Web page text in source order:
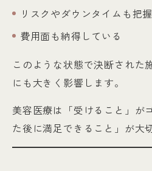
リスクやダウンタイムも把
費用面も納得している
このような状態で決断された
にも大きく影響します。
美容医療は「受けること」が
た後に満足できること」が大